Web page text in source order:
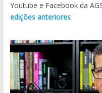
Youtube e Facebook da
edições anteriores